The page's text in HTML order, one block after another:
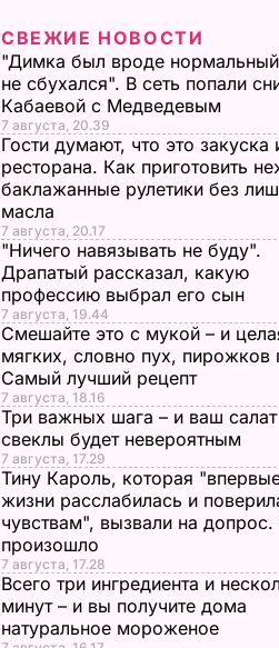
СВЕЖИЕ НОВОСТИ
"Димка был вроде
не сбухался". В сеть попали
Кабаевой с Медведевым
7 августа, 20.39
Гости думают, что это закуска
ресторана. Как приготовить
баклажанные рулетики без
масла
7 августа, 20.17
"Ничего навязывать не буду".
Драпатый рассказал, какую
профессию выбрал его сын
7 августа, 19.44
Смешайте это с мукой – и
мягких, словно пух, пирожков
Самый лучший рецепт
7 августа, 18.16
Три важных шага – и ваш салат
свеклы будет невероятным
7 августа, 17.29
Тину Кароль, которая
жизни расслабилась и
чувствам", вызвали на допрос.
произошло
7 августа, 17.28
Всего три ингредиента и
минут – и вы получите дома
натуральное мороженое